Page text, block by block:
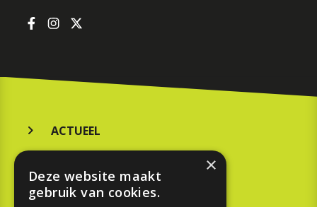
ACTUEEL
KOOPGIDS
×
Deze website maakt
gebruik van cookies.